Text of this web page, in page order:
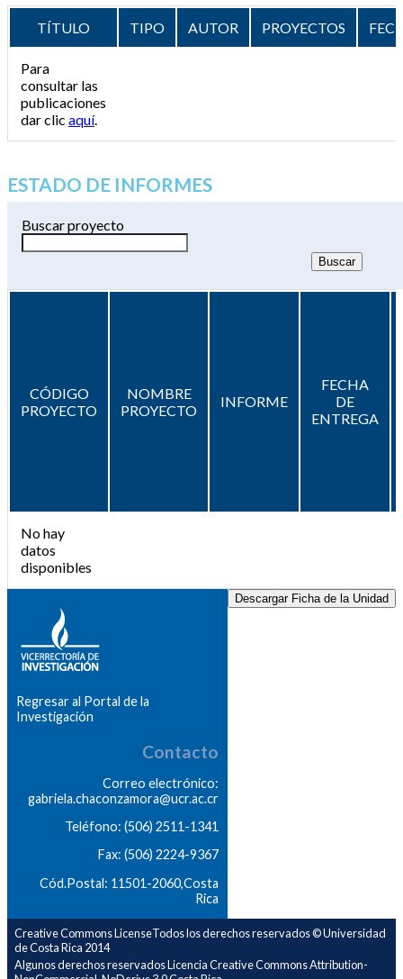
TÍTULO TIPO AUTOR PROYECTOS
Para
consultar las
publicaciones
dar clic aquí.
ESTADO DE INFORMES
Buscar proyecto
CÓDIGO
PROYECTO
NOMBRE
PROYECTO
INFORME
FECHA
DE
ENTREGA
No hay
datos
disponibles
Descargar Ficha de la Unidad
Regresar al Portal de la
Investigación
Contacto
Correo electrónico:
gabriela.chaconzamora@ucr.ac.cr
Teléfono: (506) 2511-1341
Fax: (506) 2224-9367
Cód.Postal: 11501-2060,Costa
Rica
Creative Commons LicenseTodos los derechos reservados © Universidad
de Costa Rica 2014
Algunos derechos reservados Licencia Creative Commons Attribution-